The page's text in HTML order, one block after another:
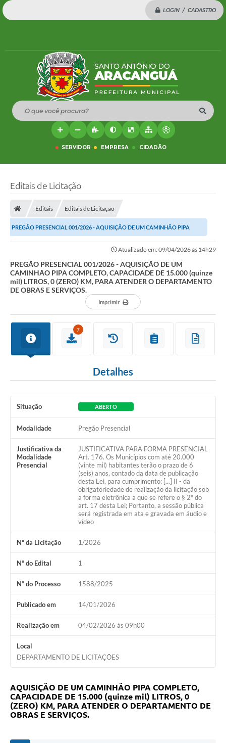
LOGIN / CADASTRO
O que você procura?
SERVIDOR EMPRESA CIDADÃO
Editais de Licitação
Editais Editais de Licitação
PREGÃO PRESENCIAL 001/2026 - AQUISIÇÃO DE UM CAMINHÃO PIPA
COMPLETO, CAPACIDADE DE 15.000 (quinze mil)...
Atualizado em: 09/04/2026 às 14h29
PREGÃO PRESENCIAL 001/2026 - AQUISIÇÃO DE UM
CAMINHÃO PIPA COMPLETO, CAPACIDADE DE 15.000 (quinze
mil) LITROS, 0 (ZERO) KM, PARA ATENDER O DEPARTAMENTO
DE OBRAS E SERVIÇOS.
Imprimir
7
Detalhes
Situação ABERTO
Modalidade Pregão Presencial
Justificativa da
Modalidade
Presencial
JUSTIFICATIVA PARA FORMA PRESENCIAL
Art. 176. Os Municípios com até 20.000
(vinte mil) habitantes terão o prazo de 6
(seis) anos, contado da data de publicação
desta Lei, para cumprimento: [...] II - da
obrigatoriedade de realização da licitação sob
a forma eletrônica a que se refere o § 2º do
art. 17 desta Lei; Portanto, a sessão pública
será registrada em ata e gravada em áudio e
vídeo
Nº da Licitação 1/2026
Nº do Edital 1
Nº do Processo 1588/2025
Publicado em 14/01/2026
Realização em 04/02/2026 às 09h00
Local
DEPARTAMENTO DE LICITAÇÕES
AQUISIÇÃO DE UM CAMINHÃO PIPA COMPLETO,
CAPACIDADE DE 15.000 (quinze mil) LITROS, 0
(ZERO) KM, PARA ATENDER O DEPARTAMENTO DE
OBRAS E SERVIÇOS.